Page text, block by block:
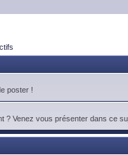
poster !
? Venez vous présenter dans ce